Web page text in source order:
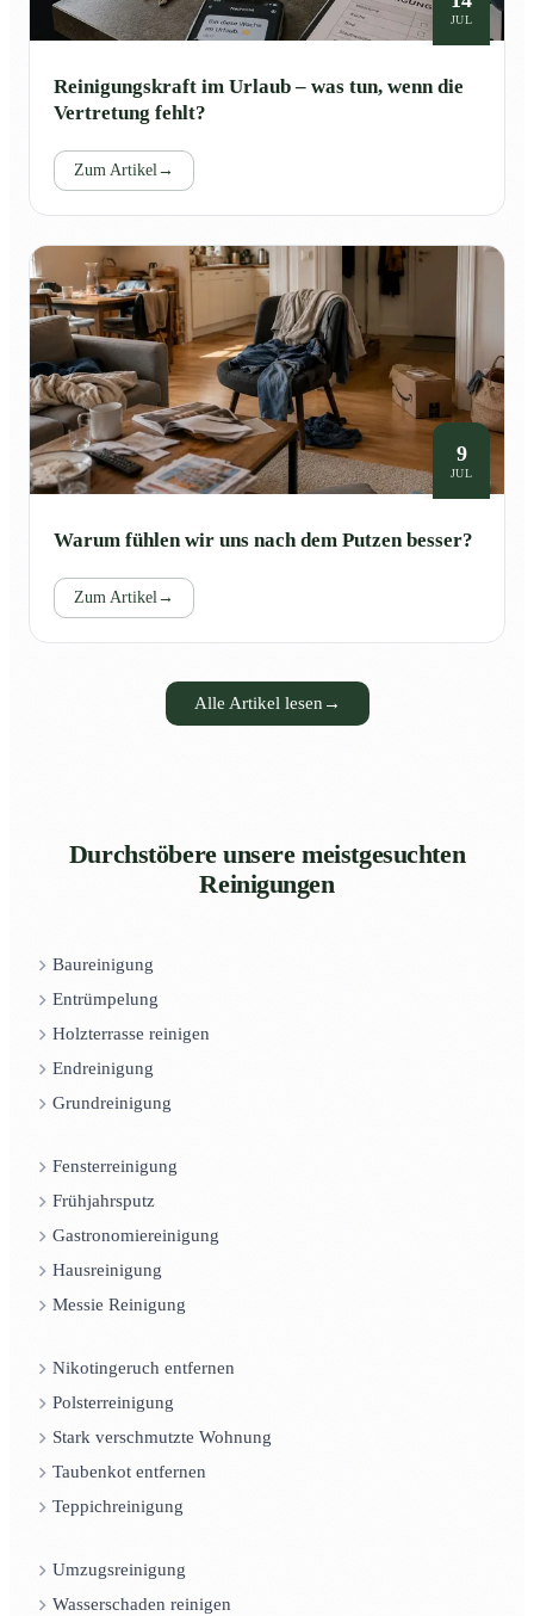
JUL
Reinigungskraft im Urlaub – was tun, wenn die
Vertretung fehlt?
Zum Artikel→
9
JUL
Warum fühlen wir uns nach dem Putzen besser?
Zum Artikel→
Alle Artikel lesen →
Durchstöbere unsere meistgesuchten
Reinigungen
Baureinigung
Entrümpelung
Holzterrasse reinigen
Endreinigung
Grundreinigung
Fensterreinigung
Frühjahrsputz
Gastronomiereinigung
Hausreinigung
Messie Reinigung
Nikotingeruch entfernen
Polsterreinigung
Stark verschmutzte Wohnung
Taubenkot entfernen
Teppichreinigung
Umzugsreinigung
Wasserschaden reinigen